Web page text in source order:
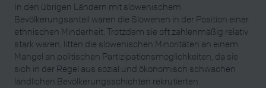
In den übrigen Ländern mit slowenischem
Bevölkerungsanteil waren die Slowenen in der Position einer
ethnischen Minderheit. Trotzdem sie oft zahlenmäßig relativ
stark waren, litten die slowenischen Minoritäten an einem
Mangel an politischen Partizipationsmöglichkeiten, da sie
sich in der Regel aus sozial und ökonomisch schwachen
ländlichen Bevölkerungsschichten rekrutierten.